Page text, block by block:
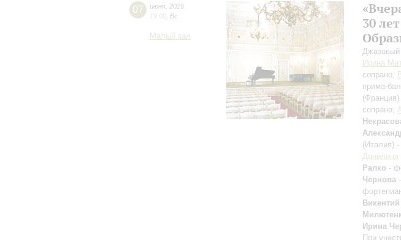
07 июня 2026
19:00 Вс
Малый зал
30
Джазовый
Ирина
сопрано;
прима-
(Франция)
сопрано;
(Италия) -
Данилина
Ралко -
Чернова
Ирина
При